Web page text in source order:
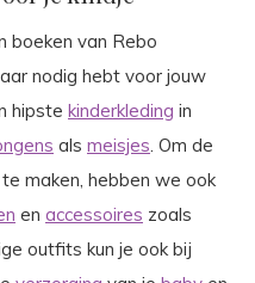
boeken van Rebo
nodig hebt voor jouw
hipste kinderkleding in
als meisjes . Om de
maken, hebben we ook
en accessoires zoals
outfits kun je ook bij